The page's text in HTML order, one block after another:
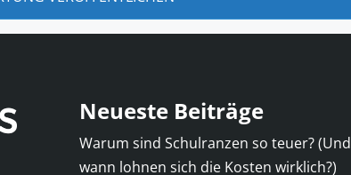
Neueste Beiträge
Warum sind Schulranzen so teuer? (Und
wann lohnen sich die Kosten wirklich?)